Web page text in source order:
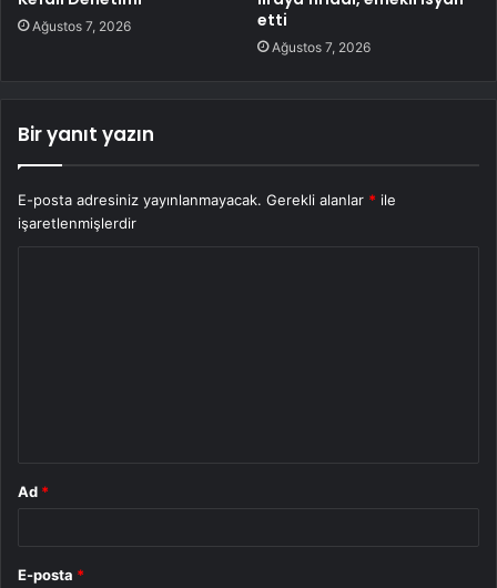
Ağustos 7, 2026
etti
Ağustos 7, 2026
Bir yanıt yazın
E-posta adresiniz yayınlanmayacak. Gerekli alanlar * ile
işaretlenmişlerdir
Ad *
E-posta *